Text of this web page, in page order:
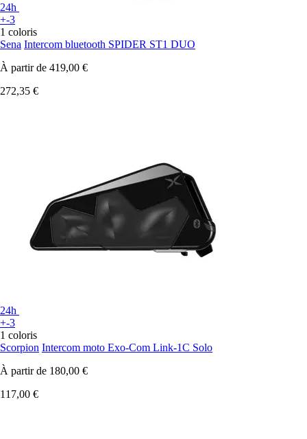
24h
+-3
1 coloris
Sena Intercom bluetooth SPIDER ST1 DUO
À partir de 419,00 €
272,35 €
24h
+-3
1 coloris
Scorpion Intercom moto Exo-Com Link-1C Solo
À partir de 180,00 €
117,00 €